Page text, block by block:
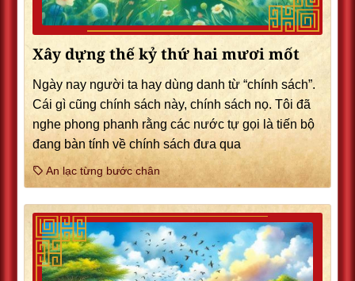
Xây dựng thế kỷ thứ hai mươi mốt
Ngày nay người ta hay dùng danh từ “chính sách”.
Cái gì cũng chính sách này, chính sách nọ. Tôi đã
nghe phong phanh rằng các nước tự gọi là tiến bộ
đang bàn tính về chính sách đưa qua
An lạc từng bước chân